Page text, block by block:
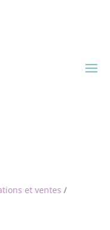
et ventes /